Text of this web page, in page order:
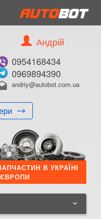
Андрій
0954168434
0969894390
andriy@autobot.com.ua
В УКРАЇНІ
keyboard_arrow_down